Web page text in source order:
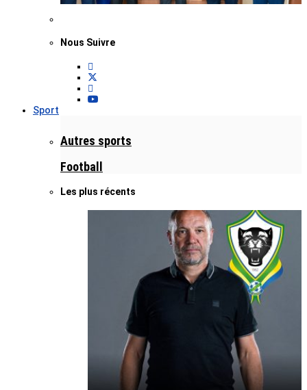
Nous Suivre
Sport
Autres sports
Football
Les plus récents